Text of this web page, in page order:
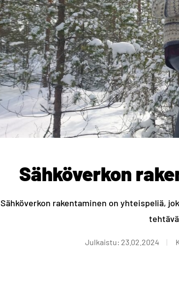
Sähköverkon
Sähköverkon rakentaminen on yhteispeliä,
Julkaistu: 23.02.2024